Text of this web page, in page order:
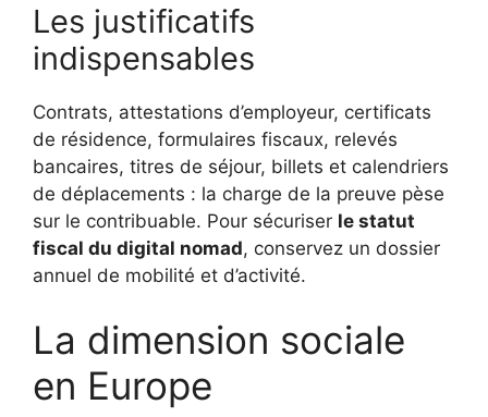
Les justificatifs
indispensables
Contrats, attestations d’employeur, certificats
de résidence, formulaires fiscaux, relevés
bancaires, titres de séjour, billets et calendriers
de déplacements : la charge de la preuve pèse
sur le contribuable. Pour sécuriser le statut
fiscal du digital nomad, conservez un dossier
annuel de mobilité et d’activité.
La dimension sociale
en Europe